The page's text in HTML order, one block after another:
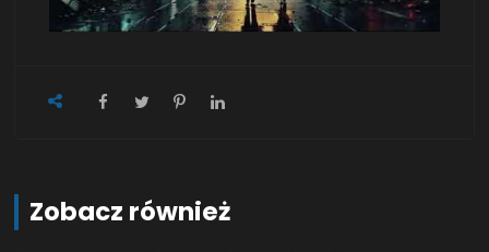
Zobacz również